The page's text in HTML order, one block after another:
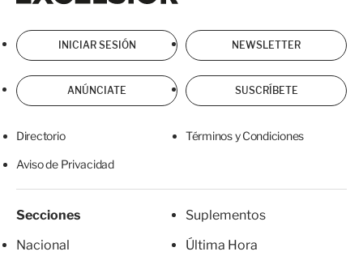
INICIAR SESIÓN NEWSLETTER
ANÚNCIATE SUSCRÍBETE
Directorio Términos y Condiciones
Aviso de Privacidad
Secciones
Nacional
Suplementos
Última Hora